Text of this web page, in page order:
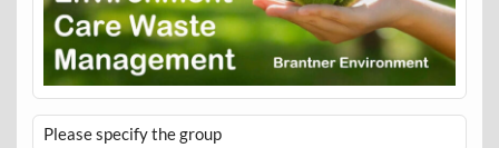
Please specify the group